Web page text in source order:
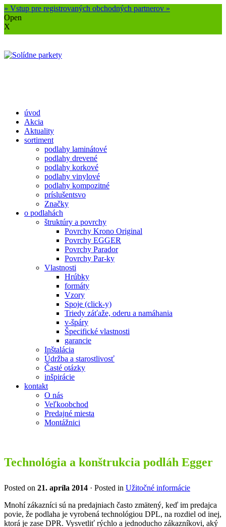
» Vstup pre registrovaných obchodných partnerov »
Open
X
úvod
Akcia
Aktuality
sortiment
podlahy laminátové
podlahy drevené
podlahy korkové
podlahy vinylové
podlahy kompozitné
príslušentsvo
Značky
o podlahách
štruktúry a povrchy
Povrchy Krono Original
Povrchy EGGER
Povrchy Parador
Povrchy Par-ky
Vlastnosti
Hrúbky
formáty
Vzory
Spoje (click-y)
Triedy záťaže, oderu a namáhania
v-špáry
Špecifické vlastnosti
garancie
Inštalácia
Údržba a starostlivosť
Časté otázky
inšpirácie
kontakt
O nás
Veľkoobchod
Predajné miesta
Montážnici
Technológia a konštrukcia podláh Egger
Posted on 21. apríla 2014 · Posted in Užitočné informácie
Mnohí zákazníci sú na predajniach často zmätený, keď im predajca
povie, že podlaha je vyrobená technológiou DPL, na rozdiel od inej,
ktorá je zase DPR. Vysvetliť rýchlo a jednoducho zákazníkovi, aký